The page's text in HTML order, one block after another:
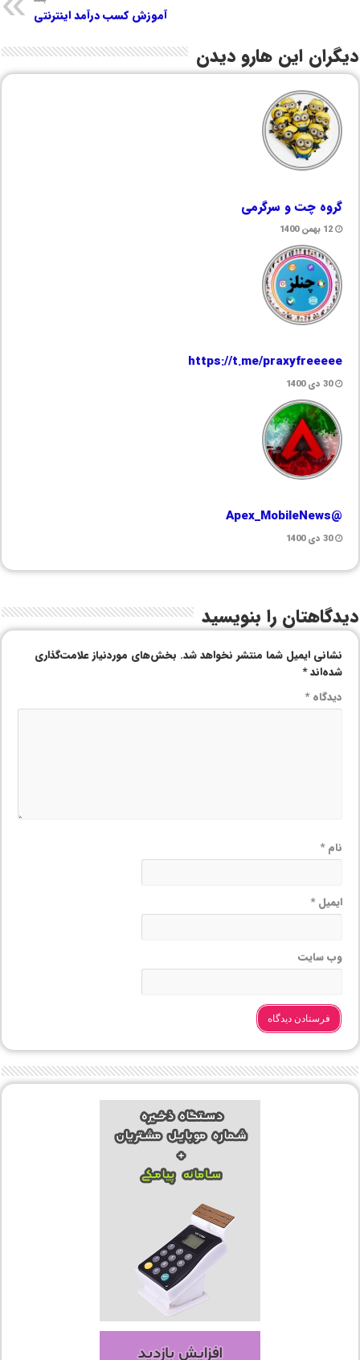
آموزش کسب درآمد اینترنتی
دیگران این هارو دیدن
گروه چت و سرگرمی
12 بهمن 1400
https://t.me/praxyfreeeee
30 دی 1400
@Apex_MobileNews
30 دی 1400
دیدگاهتان را بنویسید
نشانی ایمیل شما منتشر نخواهد شد. بخش‌های موردنیاز علامت‌گذاری
شده‌اند*
دیدگاه*
نام*
ایمیل*
وب‌ سایت